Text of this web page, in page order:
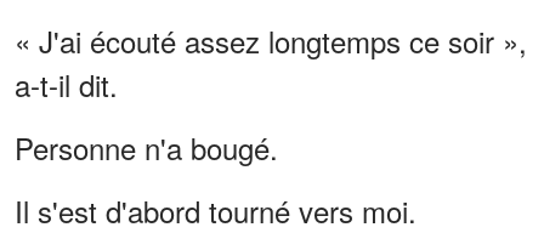
« J'ai écouté assez longtemps ce soir »,
a-t-il dit.
Personne n'a bougé.
Il s'est d'abord tourné vers moi.